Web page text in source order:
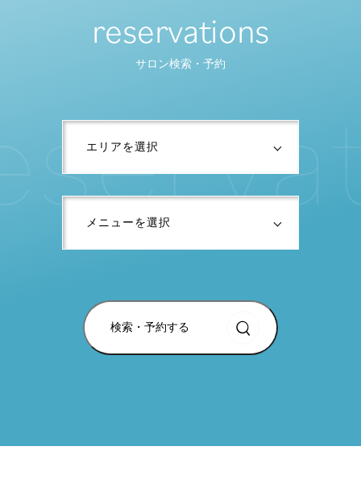
reservations
サロン検索・予約
検索・予約する
serva